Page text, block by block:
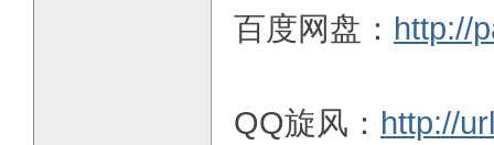
百度网盘： http://
QQ旋风： http://